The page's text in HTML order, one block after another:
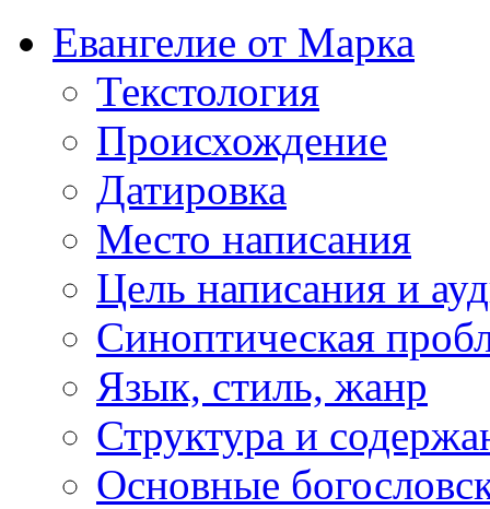
Евангелие от Марка
Текстология
Происхождение
Датировка
Место написания
Цель написания и
Синоптическая
Язык, стиль, жанр
Структура и
Основные